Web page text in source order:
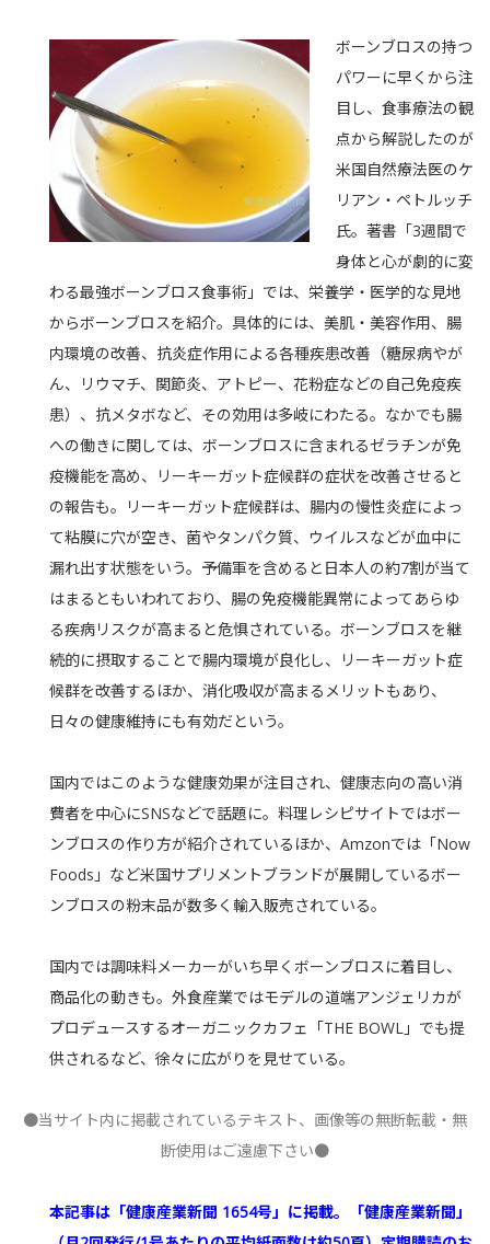
ボーンブロスの持つ
パワーに早くから注
目し、食事療法の観
点から解説したのが
米国自然療法医のケ
リアン・ペトルッチ
氏。著書「3週間で
身体と心が劇的に変
わる最強ボーンブロス食事術」では、栄養学・医学的な見地
からボーンブロスを紹介。具体的には、美肌・美容作用、腸
内環境の改善、抗炎症作用による各種疾患改善（糖尿病やが
ん、リウマチ、関節炎、アトピー、花粉症などの自己免疫疾
患）、抗メタボなど、その効用は多岐にわたる。なかでも腸
への働きに関しては、ボーンブロスに含まれるゼラチンが免
疫機能を高め、リーキーガット症候群の症状を改善させると
の報告も。リーキーガット症候群は、腸内の慢性炎症によっ
て粘膜に穴が空き、菌やタンパク質、ウイルスなどが血中に
漏れ出す状態をいう。予備軍を含めると日本人の約7割が当て
はまるともいわれており、腸の免疫機能異常によってあらゆ
る疾病リスクが高まると危惧されている。ボーンブロスを継
続的に摂取することで腸内環境が良化し、リーキーガット症
候群を改善するほか、消化吸収が高まるメリットもあり、
日々の健康維持にも有効だという。
国内ではこのような健康効果が注目され、健康志向の高い消
費者を中心にSNSなどで話題に。料理レシピサイトではボー
ンブロスの作り方が紹介されているほか、Amzonでは「Now
Foods」など米国サプリメントブランドが展開しているボー
ンブロスの粉末品が数多く輸入販売されている。
国内では調味料メーカーがいち早くボーンブロスに着目し、
商品化の動きも。外食産業ではモデルの道端アンジェリカが
プロデュースするオーガニックカフェ「THE BOWL」でも提
供されるなど、徐々に広がりを見せている。
●当サイト内に掲載されているテキスト、画像等の無断転載・無
断使用はご遠慮下さい●
本記事は「健康産業新聞 1654号」に掲載。「健康産業新聞」